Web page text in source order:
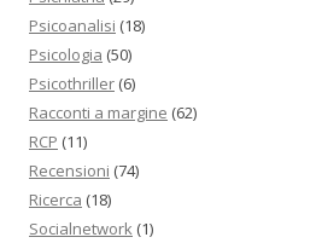
Psicoanalisi (18)
Psicologia (50)
Psicothriller (6)
Racconti a margine (62)
RCP (11)
Recensioni (74)
Ricerca (18)
Socialnetwork (1)